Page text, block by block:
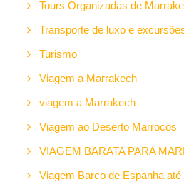
Tours Organizadas de
Transporte de luxo e
Turismo
Viagem a Marrakech
viagem a Marrakech
Viagem ao Deserto Marrocos
VIAGEM BARATA PARA
Viagem Barco de Espanha